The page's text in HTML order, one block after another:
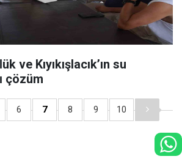
ve Kıyıkışlacık’ın su
çözüm
6 7 8 9 10